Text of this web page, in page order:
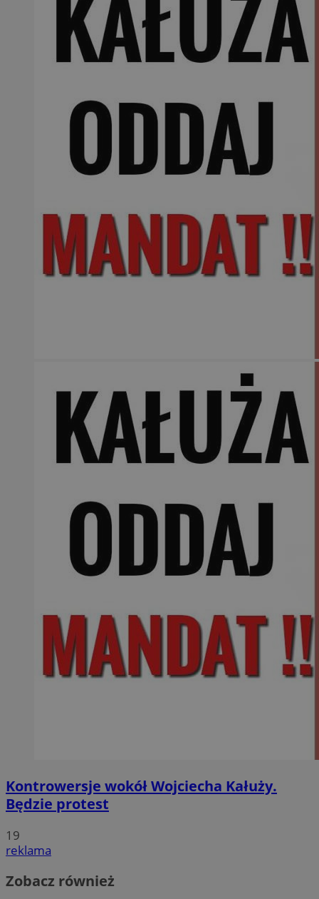
Kontrowersje wokół Wojciecha Kałuży.
Będzie protest
19
reklama
Zobacz również